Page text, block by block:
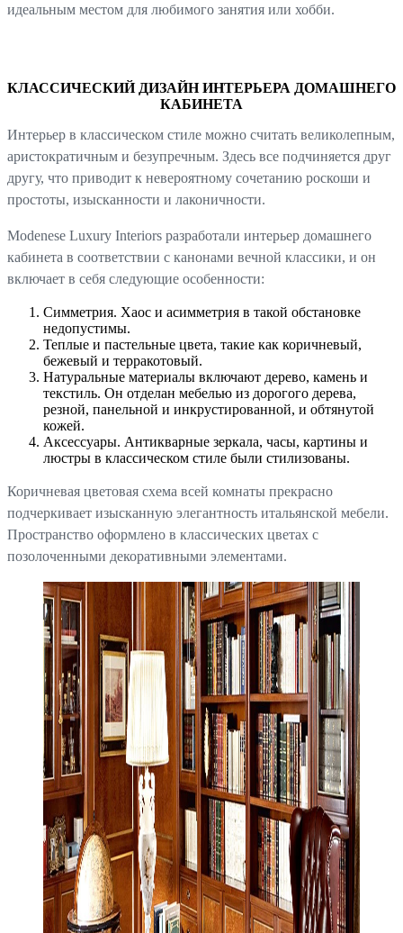
идеальным местом для любимого занятия или хобби.
КЛАССИЧЕСКИЙ ДИЗАЙН ИНТЕРЬЕРА ДОМАШНЕГО
КАБИНЕТА
Интерьер в классическом стиле можно считать великолепным,
аристократичным и безупречным. Здесь все подчиняется друг
другу, что приводит к невероятному сочетанию роскоши и
простоты, изысканности и лаконичности.
Modenese Luxury Interiors разработали интерьер домашнего
кабинета в соответствии с канонами вечной классики, и он
включает в себя следующие особенности:
Симметрия. Хаос и асимметрия в такой обстановке
недопустимы.
Теплые и пастельные цвета, такие как коричневый,
бежевый и терракотовый.
Натуральные материалы включают дерево, камень и
текстиль. Он отделан мебелью из дорогого дерева,
резной, панельной и инкрустированной, и обтянутой
кожей.
Аксессуары. Антикварные зеркала, часы, картины и
люстры в классическом стиле были стилизованы.
Коричневая цветовая схема всей комнаты прекрасно
подчеркивает изысканную элегантность итальянской мебели.
Пространство оформлено в классических цветах с
позолоченными декоративными элементами.